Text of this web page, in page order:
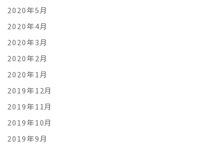
2020年5月
2020年4月
2020年3月
2020年2月
2020年1月
2019年12月
2019年11月
2019年10月
2019年9月